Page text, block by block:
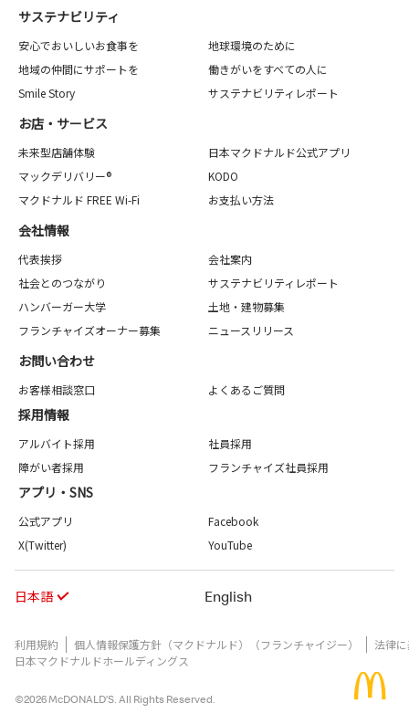
サステナビリティ
安心でおいしいお食事を
地球環境のために
地域の仲間にサポートを
働きがいをすべての人に
Smile Story
サステナビリティレポート
お店・サービス
未来型店舗体験
日本マクドナルド公式アプリ
マックデリバリー®
KODO
マクドナルド FREE Wi-Fi
お支払い方法
会社情報
代表挨拶
会社案内
社会とのつながり
サステナビリティレポート
ハンバーガー大学
土地・建物募集
フランチャイズオーナー募集
ニュースリリース
お問い合わせ
お客様相談窓口 よくあるご質問
採用情報
アルバイト採用
社員採用
障がい者採用
フランチャイズ社員採用
アプリ・SNS
公式アプリ
Facebook
X(Twitter)
YouTube
日本語 English
利用規約 個人情報保護方針（マクドナルド）（フランチャイジー）
法律
日本マクドナルドホールディングス
©2026 McDONALD’S. All Rights Reserved.